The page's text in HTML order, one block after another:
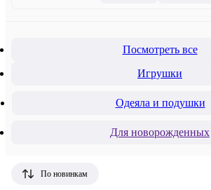
Посмотреть все
Игрушки
Одеяла и подушки
Для новорожденных
По новинкам